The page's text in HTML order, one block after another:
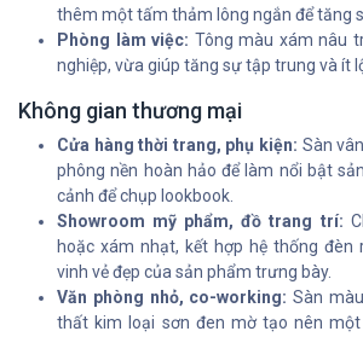
thêm một tấm thảm lông ngắn để tăng
Phòng làm việc: Tông màu xám nâu
nghiệp, vừa giúp tăng sự tập trung và ít
Không gian thương mại
Cửa hàng thời trang, phụ kiện: Sàn
phông nền hoàn hảo để làm nổi bật
cảnh để chụp lookbook.
Showroom mỹ phẩm, đồ trang trí:
hoặc xám nhạt, kết hợp hệ thống đèn
vinh vẻ đẹp của sản phẩm trưng bày.
Văn phòng nhỏ, co-working: Sàn
thất kim loại sơn đen mờ tạo nên